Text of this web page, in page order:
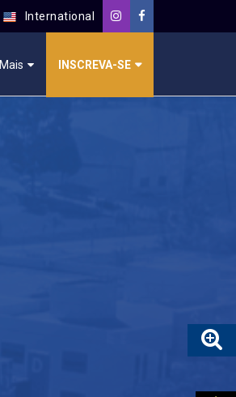
International
Mais INSCREVA-SE